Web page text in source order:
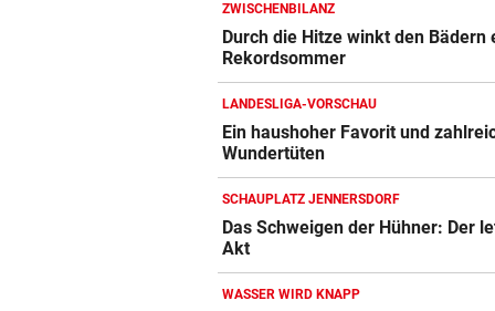
ZWISCHENBILANZ
Durch die Hitze winkt den Bädern
Rekordsommer
LANDESLIGA-VORSCHAU
Ein haushoher Favorit und
Wundertüten
SCHAUPLATZ JENNERSDORF
Das Schweigen der Hühner: Der
Akt
WASSER WIRD KNAPP